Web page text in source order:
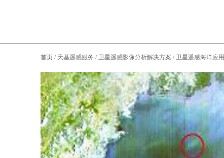
首页 / 天基遥感服务 / 卫星遥感影像分析解决方案 / 卫星遥感海洋应用